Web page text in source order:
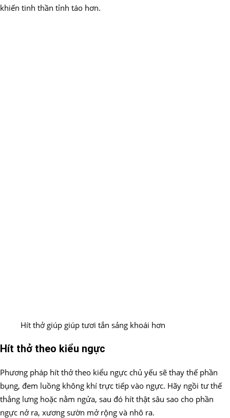
khiến tinh thần tỉnh táo hơn.
Hít thở giúp giúp tươi tắn sảng khoái hơn
Hít thở theo kiểu ngực
Phương pháp hít thở theo kiểu ngực chủ yếu sẽ thay thế phần
bụng, đem luồng không khí trực tiếp vào ngực. Hãy ngồi tư thế
thẳng lưng hoặc nằm ngửa, sau đó hít thật sâu sao cho phần
ngực nở ra, xương sườn mở rộng và nhô ra.